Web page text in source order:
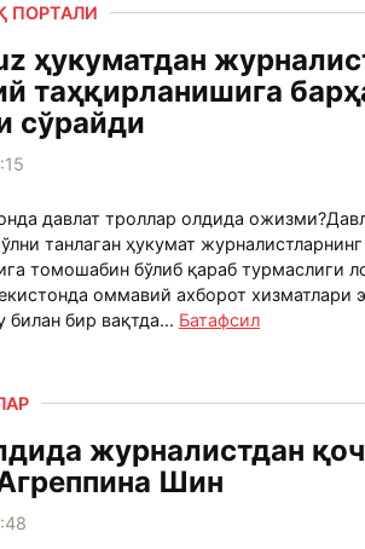
ПОРТАЛИ
ҳукуматдан
таҳқирланишига
сўрайди
давлат троллар олдида
танлаган ҳукумат
томошабин бўлиб қараб турмаслиги
оммавий ахборот хизматлари
билан бир вақтда... Батафсил
журналистдан
Шин